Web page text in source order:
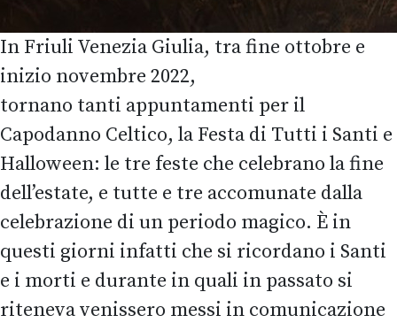
In Friuli Venezia Giulia, tra fine ottobre e
inizio novembre 2022,
tornano tanti appuntamenti per il
Capodanno Celtico, la Festa di Tutti i Santi e
Halloween: le tre feste che celebrano la fine
dell’estate, e tutte e tre accomunate dalla
celebrazione di un periodo magico. È in
questi giorni infatti che si ricordano i Santi
e i morti e durante in quali in passato si
riteneva venissero messi in comunicazione